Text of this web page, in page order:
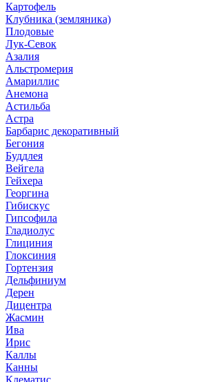
Картофель
Клубника (земляника)
Плодовые
Лук-Севок
Азалия
Альстромерия
Амариллис
Анемона
Астильба
Астра
Барбарис декоративный
Бегония
Буддлея
Вейгела
Гейхера
Георгина
Гибискус
Гипсофила
Гладиолус
Глициния
Глоксиния
Гортензия
Дельфиниум
Дерен
Дицентра
Жасмин
Ива
Ирис
Каллы
Канны